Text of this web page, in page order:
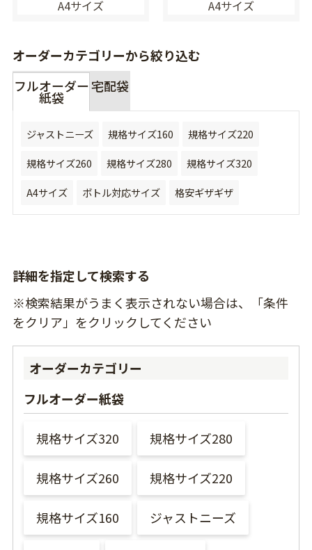
A4サイズ A4サイズ
オーダーカテゴリーから絞り込む
フルオーダー
紙袋
宅配袋
ジャストニーズ 規格サイズ160
規格サイズ220
規格サイズ260
規格サイズ280
規格サイズ320
A4サイズ
ボトル対応サイズ 格安ギザギザ
詳細を指定して検索する
※検索結果がうまく表示されない場合は、「条件
をクリア」をクリックしてください
オーダーカテゴリー
フルオーダー紙袋
規格サイズ320 規格サイズ280
規格サイズ260 規格サイズ220
規格サイズ160 ジャストニーズ